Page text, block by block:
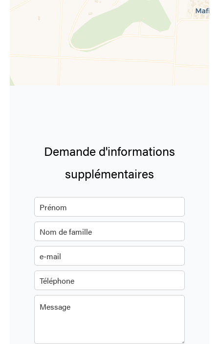
Demande d'informations
supplémentaires